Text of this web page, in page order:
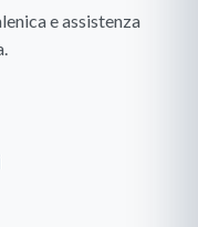
e assistenza